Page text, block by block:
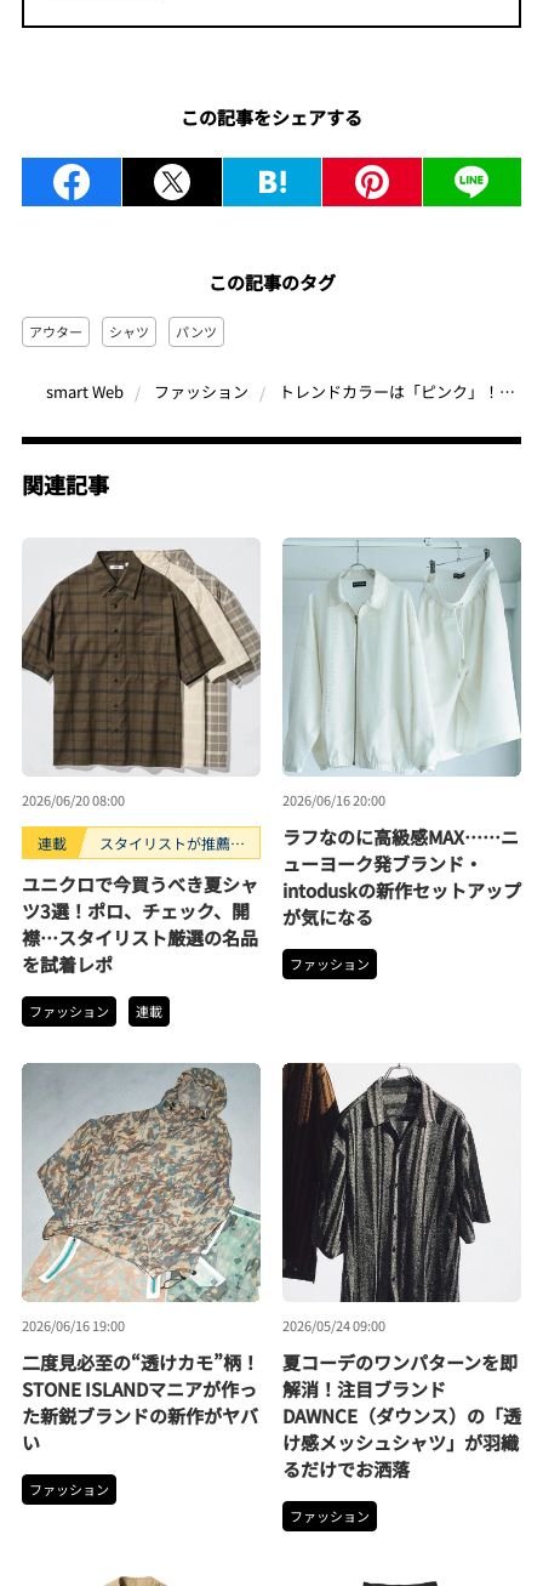
この記事をシェアする
この記事のタグ
アウター シャツ パンツ
smart Web ファッション トレンドカラーは「ピンク」！個性度アップには「2WAYパンツ」を狙え【春夏トレンドTIPS vol.8】
関連記事
2026/06/20 08:00
連載
スタイリストが推薦！
ユニクロで今買うべき夏シャ
ツ3選！ポロ、チェック、開
襟…スタイリスト厳選の名品
を試着レポ
ファッション 連載
2026/06/16 20:00
ラフなのに高級感MAX……ニ
ューヨーク発ブランド・
intoduskの新作セットアップ
が気になる
ファッション
2026/06/16 19:00
二度見必至の“透けカモ”柄！
STONE ISLANDマニアが作っ
た新鋭ブランドの新作がヤバ
い
ファッション
2026/05/24 09:00
夏コーデのワンパターンを即
解消！注目ブランド
DAWNCE（ダウンス）の「透
け感メッシュシャツ」が羽織
るだけでお洒落
ファッション